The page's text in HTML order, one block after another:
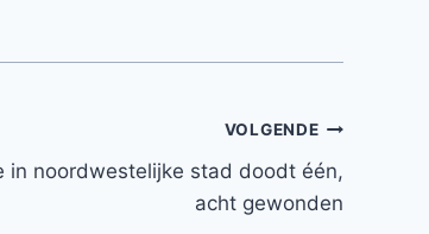
VOLGENDE
in noordwestelijke stad doodt één,
acht gewonden